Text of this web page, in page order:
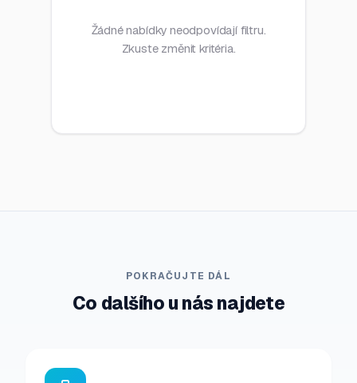
Žádné nabídky neodpovídají filtru.
Zkuste změnit kritéria.
POKRAČUJTE DÁL
Co dalšího u nás najdete